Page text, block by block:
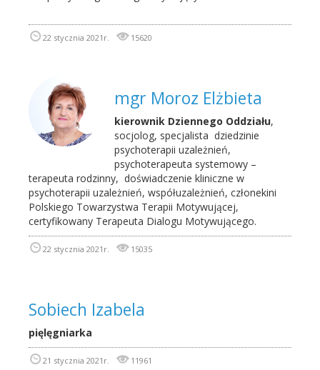
22 stycznia 2021r. 15620
mgr Moroz Elżbieta
kierownik Dziennego Oddziału,
socjolog, specjalista dziedzinie
psychoterapii uzależnień,
psychoterapeuta systemowy –
terapeuta rodzinny, doświadczenie kliniczne w
psychoterapii uzależnień, współuzależnień, członekini
Polskiego Towarzystwa Terapii Motywującej,
certyfikowany Terapeuta Dialogu Motywującego.
22 stycznia 2021r. 15035
Sobiech Izabela
pięlęgniarka
21 stycznia 2021r. 11961